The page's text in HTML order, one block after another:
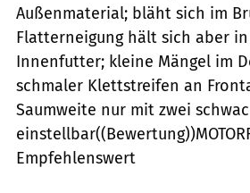
Außenmaterial; bläht sich im
Flatterneigung hält sich aber in
Innenfutter; kleine Mängel im
schmaler Klettstreifen an
Saumweite nur mit zwei
Empfehlenswert